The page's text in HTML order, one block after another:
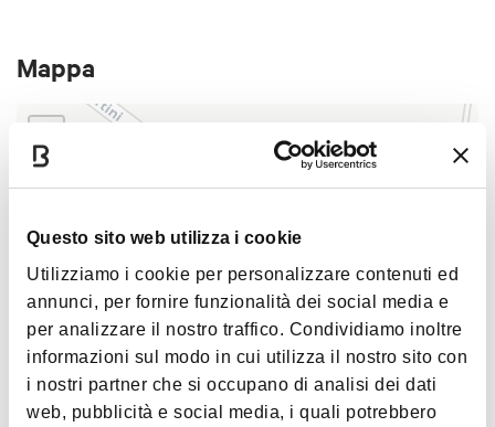
Questo sito web utilizza i cookie
Utilizziamo i cookie per personalizzare contenuti ed
annunci, per fornire funzionalità dei social media e
per analizzare il nostro traffico. Condividiamo inoltre
informazioni sul modo in cui utilizza il nostro sito con
i nostri partner che si occupano di analisi dei dati
web, pubblicità e social media, i quali potrebbero
l'aroma della terra nella sala di invecchiamento, dove i vini
rossi raggiungono la perfezione. Nell'area più moderna
nell'attuale produzione di vino, e arriverai nell'accogliente
sala di degustazione, dove potrai assaggiare tre deliziosi
locali.
Ultima tappa di questo viaggio tra natura, tradizione e
prelibatezze enogastronomiche sarà la Cantina Terre Rosse
Vallania, iconica azienda dei colli bolognesi, fondata nel
1964 e situata a Zola Predosa, oggi ripresa e rilanciata da
giovani viticoltori bolognesi. Da qui potrai ammirare lo
Mappa
1
−